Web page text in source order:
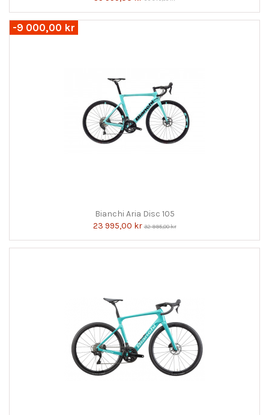
-9 000,00 kr
Bianchi Aria Disc 105
23 995,00 kr32 995,00 kr